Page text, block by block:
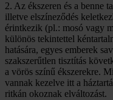
2. Az ékszeren és a benne
illetve elszíneződés
érintkezik (pl.: mosó vagy
különös tekintettel
hatására, egyes emberek
szakszerűtlen tisztítás
a vörös színű ékszerekre.
vannak kezelve itt a
ritkán okoznak elváltozást.